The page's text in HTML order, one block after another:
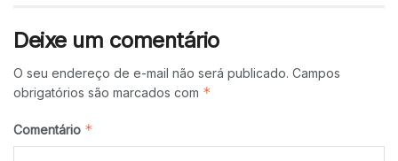
Deixe um comentário
O seu endereço de e-mail não será publicado. Campos
obrigatórios são marcados com *
Comentário *